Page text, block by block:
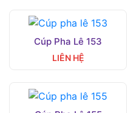
Cúp Pha Lê 153
LIÊN HỆ